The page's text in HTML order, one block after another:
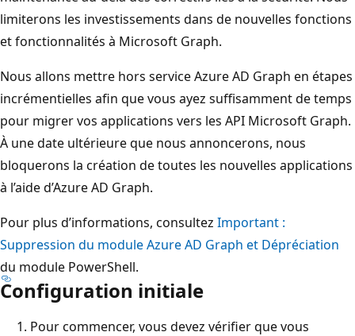
limiterons les investissements dans de nouvelles fonctions
et fonctionnalités à Microsoft Graph.
Nous allons mettre hors service Azure AD Graph en étapes
incrémentielles afin que vous ayez suffisamment de temps
pour migrer vos applications vers les API Microsoft Graph.
À une date ultérieure que nous annoncerons, nous
bloquerons la création de toutes les nouvelles applications
à l’aide d’Azure AD Graph.
Pour plus d’informations, consultez Important :
Suppression du module Azure AD Graph et Dépréciation
du module PowerShell.
Configuration initiale
Pour commencer, vous devez vérifier que vous